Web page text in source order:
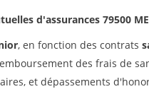
d'assurances 79500
, en fonction des contrats
des frais de
et dépassements